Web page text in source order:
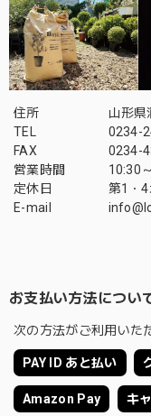
住所
山形
TEL
0234-
FAX
0234-
営業時間
10:30
定休日
第1・4
E-mail
お支払い方法につい
次の方法がご利用いた
PAY ID あと払い
Amazon Pay キ